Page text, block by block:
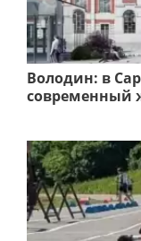
Володин: в
современный